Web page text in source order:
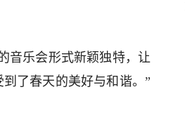
音乐会形式新颖独特，让
了春天的美好与和谐。”